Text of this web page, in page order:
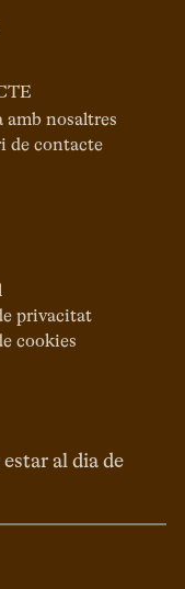
amb nosaltres
de contacte
privacitat
cookies
al dia de